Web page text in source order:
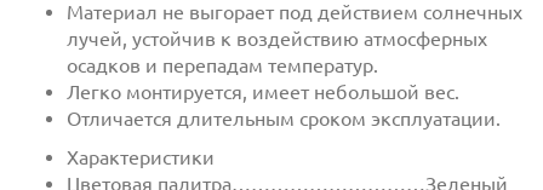
Материал не выгорает под действием солнечных
лучей, устойчив к воздействию атмосферных
осадков и перепадам температур.
Легко монтируется, имеет небольшой вес.
Отличается длительным сроком эксплуатации.
Характеристики
Цветовая палитра…………………………Зеленый